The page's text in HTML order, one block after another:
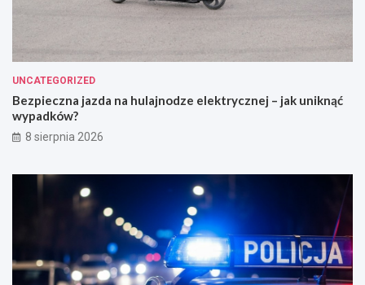
UNCATEGORIZED
Bezpieczna jazda na hulajnodze elektrycznej – jak uniknąć
wypadków?
8 sierpnia 2026